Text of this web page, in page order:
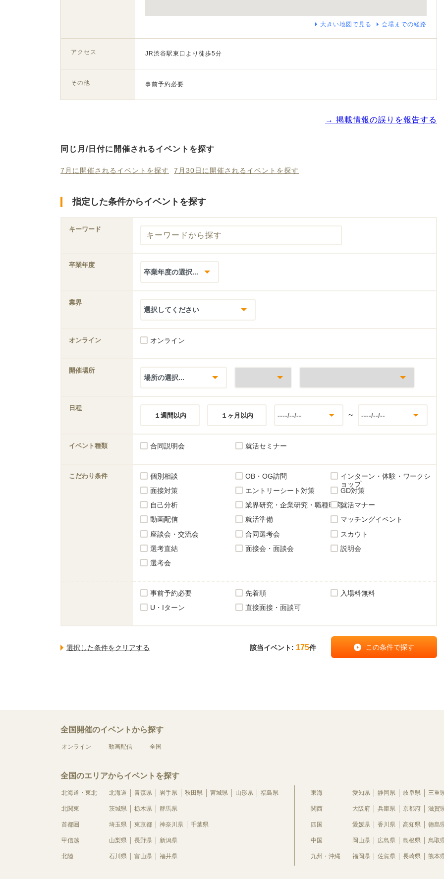
大きい地図で見る 会場までの経路
アクセス JR渋谷駅東口より徒歩5分
その他 事前予約必要
→ 掲載情報の誤りを報告する
同じ月/日付に開催されるイベントを探す
7月に開催されるイベントを探す 7月30日に開催されるイベントを探す
指定した条件からイベントを探す
キーワード
卒業年度
業界
オンライン オンライン
開催場所
日程
１週間以内
１ヶ月以内 ~
イベント種類 合同説明会 就活セミナー
こだわり条件 個別相談 OB・OG訪問
インターン・体験・ワークシ
ョップ
面接対策
エントリーシート対策
GD対策
自己分析
業界研究・企業研究・職種研究就活マナー
動画配信
就活準備
マッチングイベント
座談会・交流会
合同選考会
スカウト
選考直結
面接会・面談会
説明会
選考会
事前予約必要 先着順
入場料無料
U・Iターン
直接面接・面談可
該当イベント: 175件
全国開催のイベントから探す
オンライン 動画配信 全国
全国のエリアからイベントを探す
北海道・東北 北海道 青森県 岩手県 秋田県 宮城県 山形県 福島県
北関東 茨城県 栃木県 群馬県
首都圏 埼玉県 東京都 神奈川県 千葉県
甲信越 山梨県 長野県 新潟県
北陸 石川県 富山県 福井県
東海 愛知県 静岡県 岐阜県 三重
関西 大阪府 兵庫県 京都府 滋賀
四国 愛媛県 香川県 高知県 徳島
中国 岡山県 広島県 島根県 鳥取
九州・沖縄 福岡県 佐賀県 長崎県 熊本